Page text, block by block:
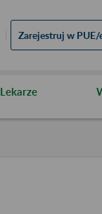
Zarejestruj w PUE/
Lekarze